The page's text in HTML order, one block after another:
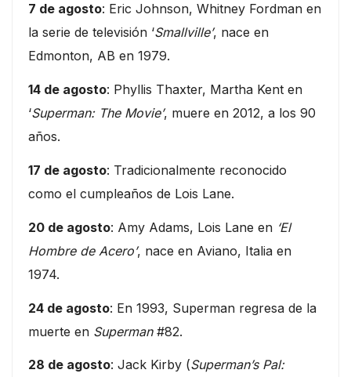
7 de agosto: Eric Johnson, Whitney Fordman en
la serie de televisión ‘Smallville’, nace en
Edmonton, AB en 1979.
14 de agosto: Phyllis Thaxter, Martha Kent en
‘Superman: The Movie’, muere en 2012, a los 90
años.
17 de agosto: Tradicionalmente reconocido
como el cumpleaños de Lois Lane.
20 de agosto: Amy Adams, Lois Lane en ‘El
Hombre de Acero’, nace en Aviano, Italia en
1974.
24 de agosto: En 1993, Superman regresa de la
muerte en Superman#82.
28 de agosto: Jack Kirby (Superman’s Pal: